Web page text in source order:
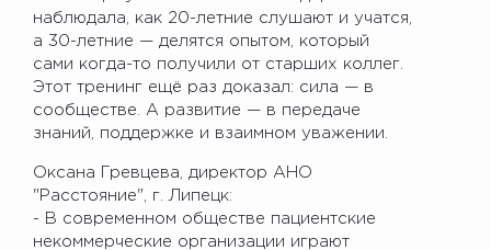
наблюдала, как 20-летние слушают и учатся,
а 30-летние — делятся опытом, который
сами когда-то получили от старших коллег.
Этот тренинг ещё раз доказал: сила — в
сообществе. А развитие — в передаче
знаний, поддержке и взаимном уважении.
Оксана Гревцева, директор АНО
"Расстояние", г. Липецк:
- В современном обществе пациентские
некоммерческие организации играют